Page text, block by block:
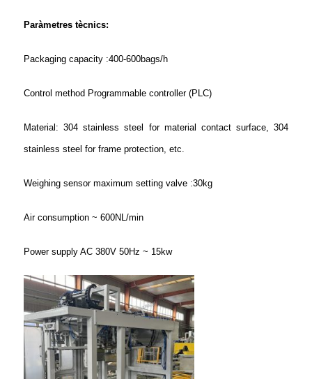
Paràmetres tècnics:
Packaging capacity :400-600bags/h
Control method Programmable controller (PLC)
Material: 304 stainless steel for material contact surface, 304
stainless steel for frame protection, etc.
Weighing sensor maximum setting valve :30kg
Air consumption ~ 600NL/min
Power supply AC 380V 50Hz ~ 15kw